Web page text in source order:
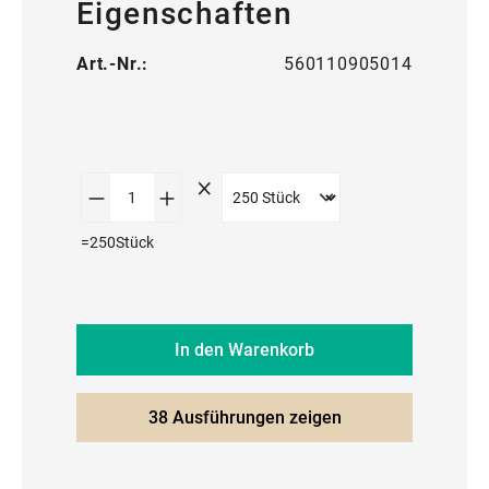
Eigenschaften
Art.-Nr.: 560110905014
Produkt Anzahl: Gib den
=250Stück
In den Warenkorb
38 Ausführungen zeigen